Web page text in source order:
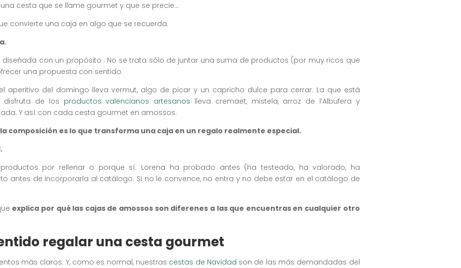
cesta que se llame gourmet y que se precie…
convierte una caja en algo que se recuerda.
con un propósito . No se trata sólo de juntar una suma de productos (por muy ricos que
una propuesta con sentido.
aperitivo del domingo lleva vermut, algo de picar y un capricho dulce para cerrar. La que está
disfruta de los productos valencianos artesanos lleva cremaet, mistela, arroz de l’Albufera y
Y así con cada cesta gourmet en amossos.
composición es lo que transforma una caja en un regalo realmente especial.
por rellenar o porque sí. Lorena ha probado antes (ha testeado, ha valorado, ha
antes de incorporarla al catálogo. Si no le convence, no entra y no debe estar en el catálogo de
explica por qué las cajas de amossos son diferenes a las que encuentras en cualquier otro
regalar una cesta gourmet
más claros. Y, como es normal, nuestras cestas de Navidad son de las más demandadas del